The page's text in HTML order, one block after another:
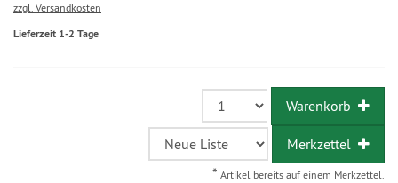
zzgl. Versandkosten
Lieferzeit 1-2 Tage
Warenkorb
Merkzettel
* Artikel bereits auf einem Merkzettel.